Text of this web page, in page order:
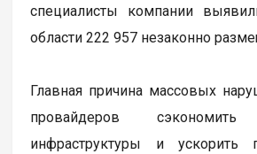
специалисты компании
области 222 957 незаконно
Главная причина массовых
провайдеров
инфраструктуры и ускорить